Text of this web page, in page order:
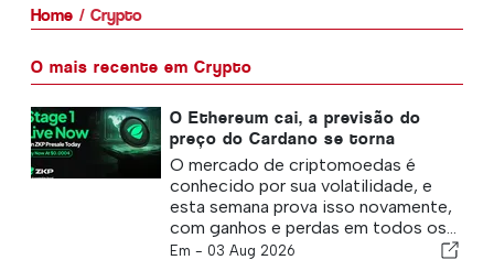
Home Crypto
O mais recente em Crypto
O Ethereum cai, a previsão do
preço do Cardano se torna
pessimista, mas a pré-venda do
ZKP atinge $2,23 milhões,
enquanto os comerciantes
buscam um potencial de 100
vezes!
O mercado de criptomoedas é
conhecido por sua volatilidade, e
esta semana prova isso novamente,
com ganhos e perdas em todos os...
Em - 03 Aug 2026